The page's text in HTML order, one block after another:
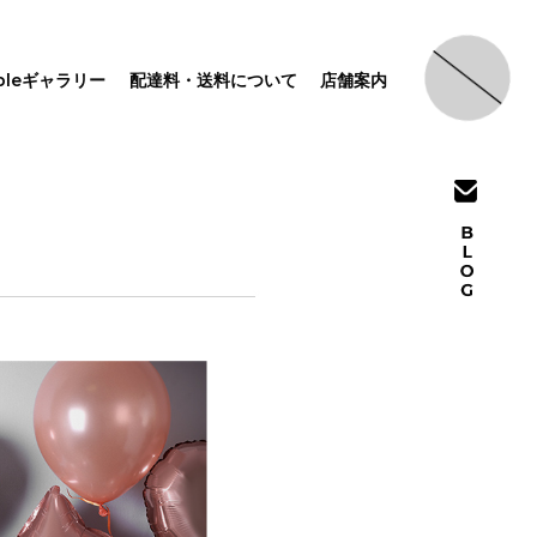
ギャラリー 配達料・送料について 店舗案内